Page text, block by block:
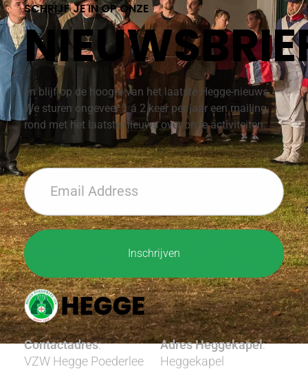
SCHRIJF JE IN OP ONZE
en blijf op de hoogte van het laatste Hegge-nieuws.
We sturen ongeveer 1 á 2 keer per jaar een mailing
rond met het laatste nieuws over onze activiteiten.
Contactadres:
VZW Hegge Poederlee
Adres Heggekapel:
Heggekapel